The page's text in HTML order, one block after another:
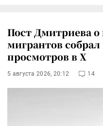
Пост Дмитриева о
мигрантов
просмотров в X
5 августа 2026, 20:12 14